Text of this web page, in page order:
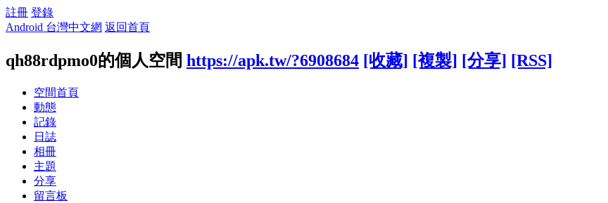
註冊 登錄
Android 台灣中文網 返回首頁
qh88rdpmo0的個人空間 https://apk.tw/?6908684 [收藏] [複製] [分享] [RSS]
空間首頁
動態
記錄
日誌
相冊
主題
分享
留言板